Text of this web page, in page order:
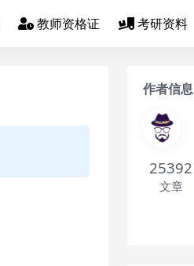
教师资格证 考研资料
作者信息
25392
文章